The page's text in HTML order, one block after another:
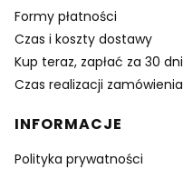
Formy płatności
Czas i koszty dostawy
Kup teraz, zapłać za 30 dni
Czas realizacji zamówienia
INFORMACJE
Polityka prywatności